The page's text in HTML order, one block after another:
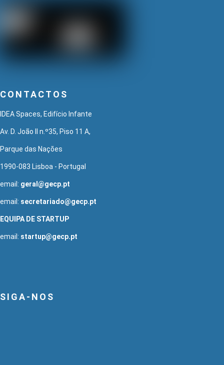
CONTACTOS
IDEA Spaces, Edifício Infante
Av. D. João II n.º35, Piso 11 A,
Parque das Nações
1990-083 Lisboa - Portugal
email: geral@gecp.pt
email: secretariado@gecp.pt
EQUIPA DE STARTUP
email: startup@gecp.pt
SIGA-NOS